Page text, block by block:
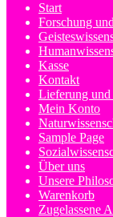
Start
Forschung
Kasse
Kontakt
Lieferung und
Mein Konto
Sample Page
Über uns
Unsere
Warenkorb
Zugelassene